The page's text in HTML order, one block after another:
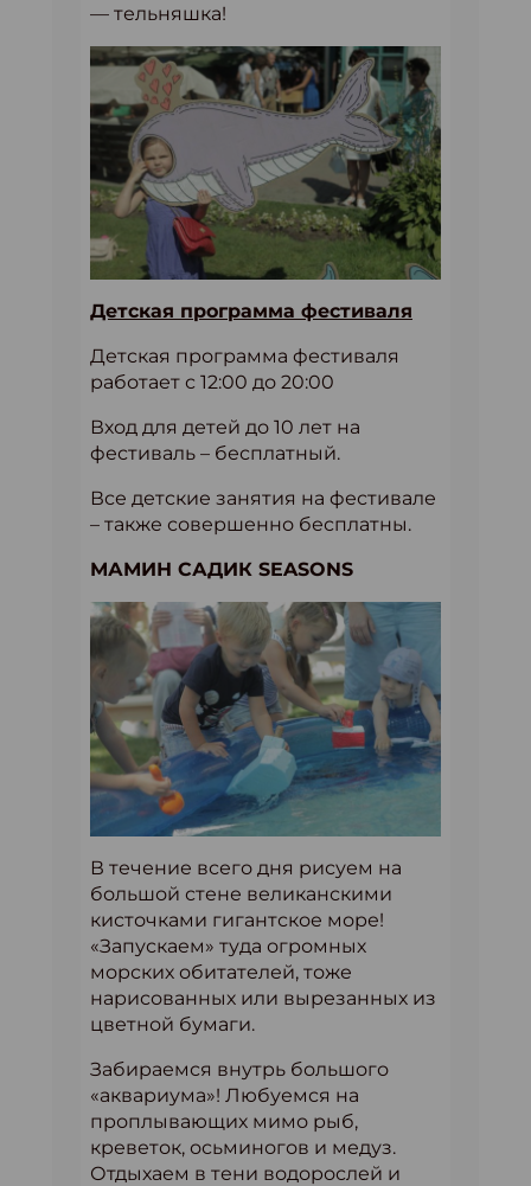
— тельняшка!
Детская программа фестиваля
Детская программа фестиваля
работает с 12:00 до 20:00
Вход для детей до 10 лет на
фестиваль – бесплатный.
Все детские занятия на фестивале
– также совершенно бесплатны.
МАМИН САДИК SEASONS
В течение всего дня рисуем на
большой стене великанскими
кисточками гигантское море!
«Запускаем» туда огромных
морских обитателей, тоже
нарисованных или вырезанных из
цветной бумаги.
Забираемся внутрь большого
«аквариума»! Любуемся на
проплывающих мимо рыб,
креветок, осьминогов и медуз.
Отдыхаем в тени водорослей и